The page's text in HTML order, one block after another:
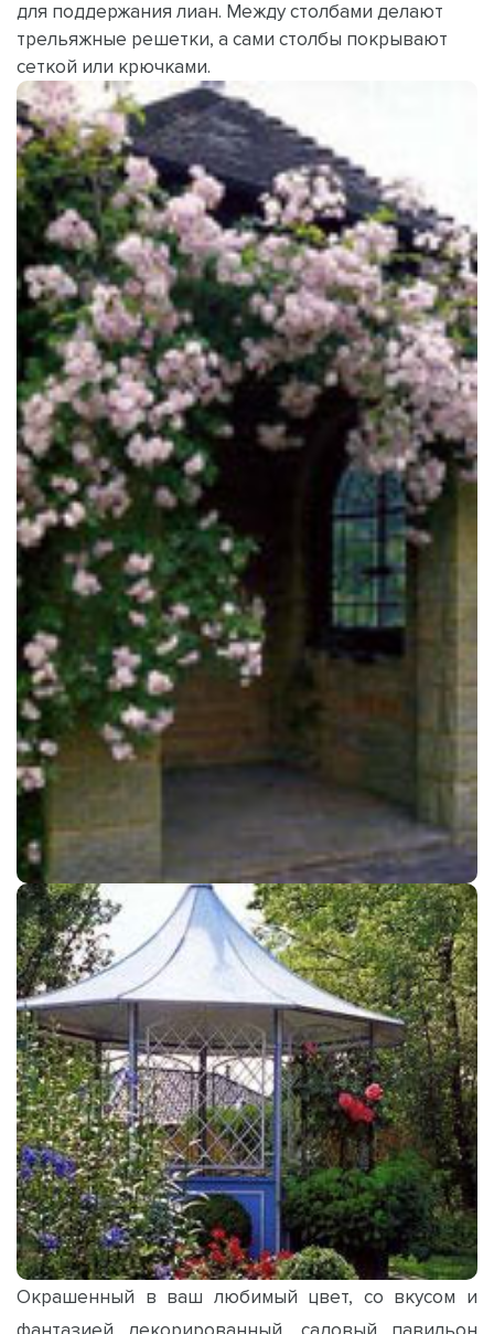
для поддержания лиан. Между столбами делают
трельяжные решетки, а сами столбы покрывают
сеткой или крючками.
Окрашенный в ваш любимый цвет, со вкусом и
фантазией декорированный, садовый павильон